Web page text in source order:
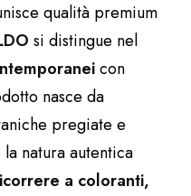
qualità premium
si distingue nel
con
nasce da
pregiate e
natura autentica
a coloranti,